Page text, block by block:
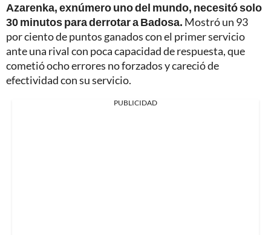
Azarenka, exnúmero uno del mundo, necesitó solo
30 minutos para derrotar a Badosa. Mostró un 93
por ciento de puntos ganados con el primer servicio
ante una rival con poca capacidad de respuesta, que
cometió ocho errores no forzados y careció de
efectividad con su servicio.
PUBLICIDAD